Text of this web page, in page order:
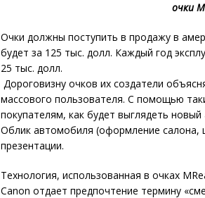
очки
Очки должны поступить в продажу в
будет за 125 тыс. долл. Каждый год
25 тыс. долл.
Дороговизну очков их создатели
массового пользователя. С помощью
покупателям, как будет выглядеть
Облик автомобиля (оформление салона,
презентации.
Технология, использованная в очках
Canon отдает предпочтение термину